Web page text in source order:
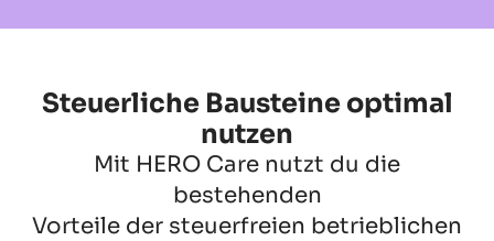
Steuerliche Bausteine optimal
nutzen
Mit HERO Care nutzt du die
bestehenden
Vorteile der steuerfreien betrieblichen